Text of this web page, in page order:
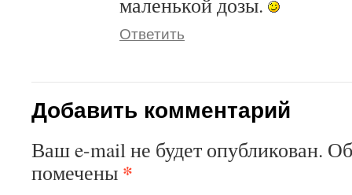
Ответить
Добавить комментарий
Ваш e-mail не будет опубликован.
помечены *